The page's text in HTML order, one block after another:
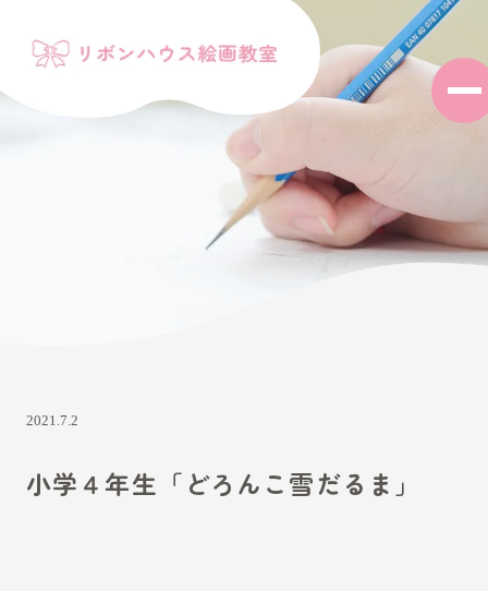
2021.7.2
小学４年生「どろんこ雪だるま」